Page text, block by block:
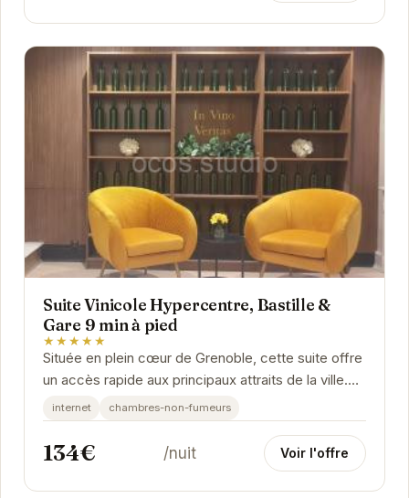
Suite Vinicole Hypercentre, Bastille &
Gare 9 min à pied
★★★★★
Située en plein cœur de Grenoble, cette suite offre
un accès rapide aux principaux attraits de la ville.
Son décor inspiré du monde vinicole...
internet chambres-non-fumeurs
134€ /nuit Voir l'offre